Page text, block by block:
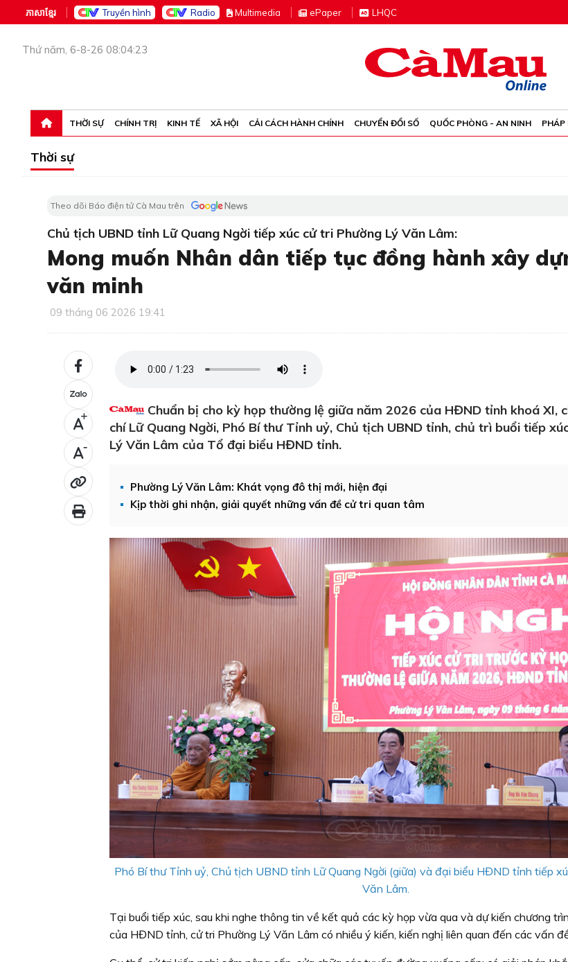
ភាសាខ្មែរ Truyền hình Radio Multimedia ePaper LHQC
Thứ năm, 6-8-26 08:04:23
THỜI SỰ CHÍNH TRỊ KINH TẾ XÃ HỘI CẢI CÁCH HÀNH CHÍNH CHUYỂN ĐỔI SỐ QUỐC PHÒNG - AN NINH PHÁP
Thời sự
Theo dõi Báo điện tử Cà Mau trên
Chủ tịch UBND tỉnh Lữ Quang Ngời tiếp xúc cử tri Phường Lý Văn Lâm:
Mong muốn Nhân dân tiếp tục đồng hành xây
văn minh
09 tháng 06 2026 19:41
+
-
Chuẩn bị cho kỳ họp thường lệ giữa năm 2026 của HĐND tỉnh khoá XI,
chí Lữ Quang Ngời, Phó Bí thư Tỉnh uỷ, Chủ tịch UBND tỉnh, chủ trì buổi tiếp
Lý Văn Lâm của Tổ đại biểu HĐND tỉnh.
Phường Lý Văn Lâm: Khát vọng đô thị mới, hiện đại
Kịp thời ghi nhận, giải quyết những vấn đề cử tri quan tâm
Phó Bí thư Tỉnh uỷ, Chủ tịch UBND tỉnh Lữ Quang Ngời (giữa) và đại biểu HĐND tỉnh tiếp
Văn Lâm.
Tại buổi tiếp xúc, sau khi nghe thông tin về kết quả các kỳ họp vừa qua và dự kiến chương
của HĐND tỉnh, cử tri Phường Lý Văn Lâm có nhiều ý kiến, kiến nghị liên quan đến các vấn